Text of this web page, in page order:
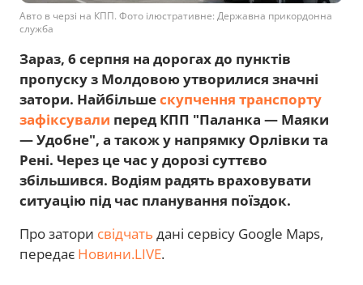
Авто в черзі на КПП. Фото ілюстративне: Державна прикордонна
служба
Зараз, 6 серпня на дорогах до пунктів
пропуску з Молдовою утворилися значні
затори. Найбільшескупчення транспорту
зафіксували перед КПП "Паланка — Маяки
— Удобне", а також у напрямку Орлівки та
Рені. Через це час у дорозі суттєво
збільшився. Водіям радять враховувати
ситуацію під час планування поїздок.
Про затори свідчать дані сервісу Google Maps,
передає Новини.LIVE.